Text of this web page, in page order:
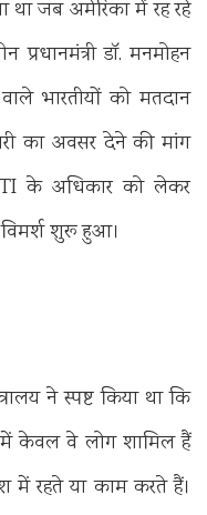
था जब अमेरिका में रह रहे
डॉ. मनमोहन
भारतीयों को मतदान
का अवसर देने की मांग
के अधिकार को लेकर
विमर्श शुरू हुआ।
ने स्पष्ट किया था कि
में केवल वे लोग शामिल हैं
में रहते या काम करते हैं।